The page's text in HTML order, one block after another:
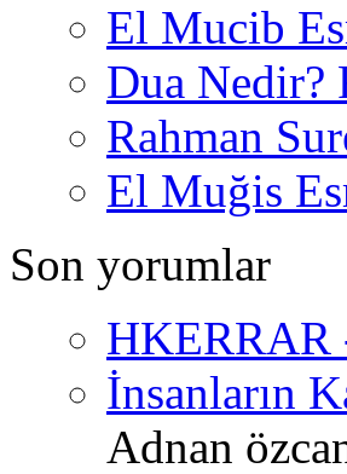
El Mucib
Dua Nedir?
Rahman
El Muğis
Son yorumlar
HKERRAR
İnsanların
Adnan